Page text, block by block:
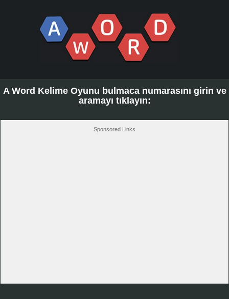
A Word Kelime Oyunu bulmaca numarasını girin ve
aramayı tıklayın:
Sponsored Links